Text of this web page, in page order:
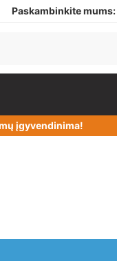
Paskambinkite mums:
įgyvendinima!